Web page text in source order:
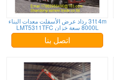
31t 4m رذاذ عرض الأسفلت معدات البناء
8000L سعة خزان LMT5311TFC
اتصل بنا